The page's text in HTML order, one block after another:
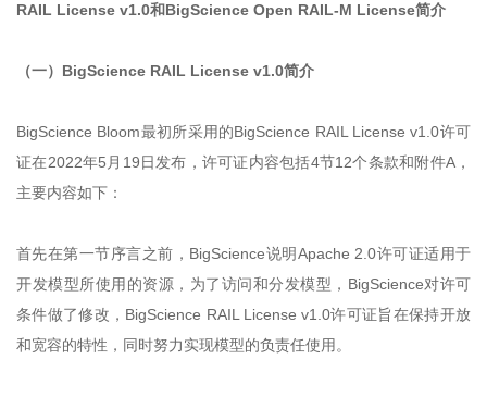
RAIL License v1.0和BigScience Open RAIL-M License简介
（一）BigScience RAIL License v1.0简介
BigScience Bloom最初所采用的BigScience RAIL License v1.0许可
证在2022年5月19日发布，许可证内容包括4节12个条款和附件A，
主要内容如下：
首先在第一节序言之前，BigScience说明Apache 2.0许可证适用于
开发模型所使用的资源，为了访问和分发模型，BigScience对许可
条件做了修改，BigScience RAIL License v1.0许可证旨在保持开放
和宽容的特性，同时努力实现模型的负责任使用。